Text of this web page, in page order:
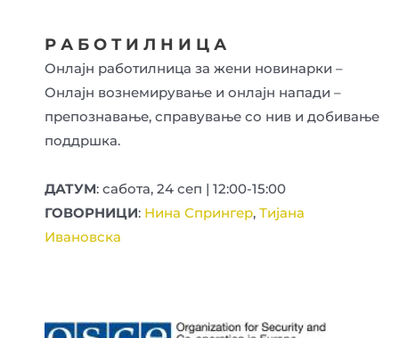
Р А Б О Т И Л Н И Ц А
Онлајн работилница за жени новинарки –
Онлајн вознемирување и онлајн напади –
препознавање, справување со нив и добивање
поддршка.
ДАТУМ: сабота, 24 сеп | 12:00-15:00
ГОВОРНИЦИ: Нина Спрингер, Тијана
Ивановска